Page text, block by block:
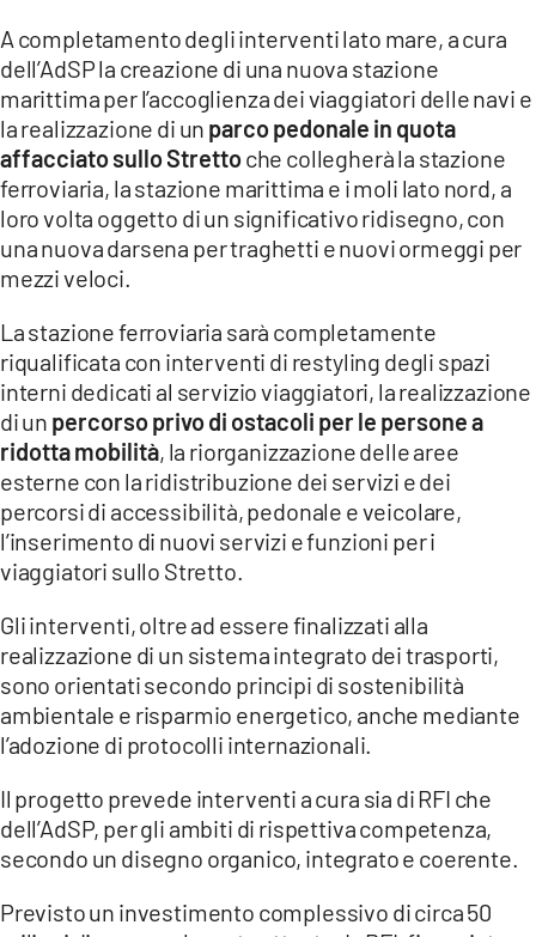
A completamento degli interventi lato mare, a cura
dell’AdSP la creazione di una nuova stazione
marittima per l’accoglienza dei viaggiatori delle navi e
la realizzazione di un parco pedonale in quota
affacciato sullo Strettoche collegherà la stazione
ferroviaria, la stazione marittima e i moli lato nord, a
loro volta oggetto di un significativo ridisegno, con
una nuova darsena per traghetti e nuovi ormeggi per
mezzi veloci.
La stazione ferroviaria sarà completamente
riqualificata con interventi di restyling degli spazi
interni dedicati al servizio viaggiatori, la realizzazione
di un percorso privo di ostacoli per le persone a
ridotta mobilità, la riorganizzazione delle aree
esterne con la ridistribuzione dei servizi e dei
percorsi di accessibilità, pedonale e veicolare,
l’inserimento di nuovi servizi e funzioni per i
viaggiatori sullo Stretto.
Gli interventi, oltre ad essere finalizzati alla
realizzazione di un sistema integrato dei trasporti,
sono orientati secondo principi di sostenibilità
ambientale e risparmio energetico, anche mediante
l’adozione di protocolli internazionali.
Il progetto prevede interventi a cura sia di RFI che
dell’AdSP, per gli ambiti di rispettiva competenza,
secondo un disegno organico, integrato e coerente.
Previsto un investimento complessivo di circa 50